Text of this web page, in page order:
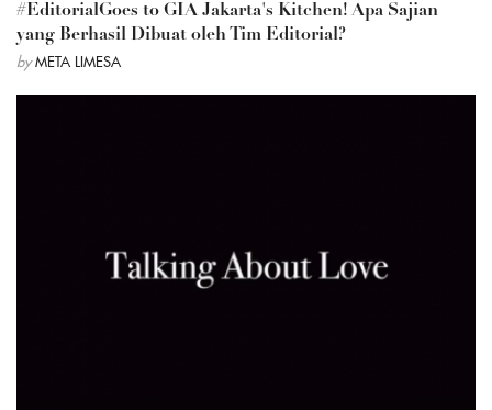
#EditorialGoes to GIA Jakarta's Kitchen! Apa Sajian
yang Berhasil Dibuat oleh Tim Editorial?
by META LIMESA